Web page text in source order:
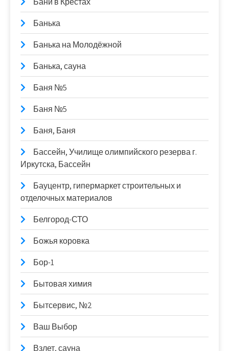
Банька
Банька на Молодёжной
Банька, сауна
Баня №5
Баня №5
Баня, Баня
Бассейн, Училище олимпийского резерва г.
Иркутска, Бассейн
Бауцентр, гипермаркет строительных и
отделочных материалов
Белгород-СТО
Божья коровка
Бор-1
Бытовая химия
Бытсервис, №2
Ваш Выбор
Взлет, сауна